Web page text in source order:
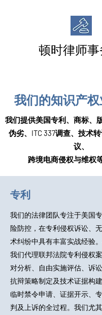
顿时律师
我们的知识产
我们提供美国专利、商标、
伪劣、ITC 337调查、技术
议、
跨境电商侵权与维权
​专利
我们的法律团队专注于美国
险防控，在专利侵权诉讼、
术纠纷中具有丰富实战经验
我们代理联邦法院专利侵权
对分析、自由实施评估、诉
抗辩策略制定及技术证据构
临时禁令申请、证据开示、
判及上诉的全过程。我们尤